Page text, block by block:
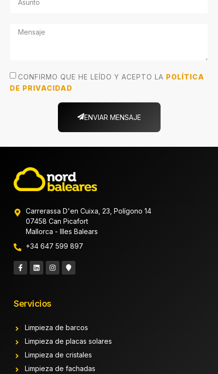
CONFIRMO QUE HE LEÍDO Y ACEPTO LA POLÍTICA
DE PRIVACIDAD
ENVIAR MENSAJE
Carrerassa D'en Cuixa, 23, Polígono 14
07458 Can Picafort
Mallorca - Illes Balears
+34 647 599 897
Servicios
Limpieza de barcos
Limpieza de placas solares
Limpieza de cristales
Limpieza de fachadas